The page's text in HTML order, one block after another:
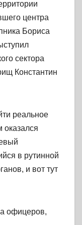
центра
Бориса
сектора
Константин
реальное
в рутинной
и вот тут
офицеров,